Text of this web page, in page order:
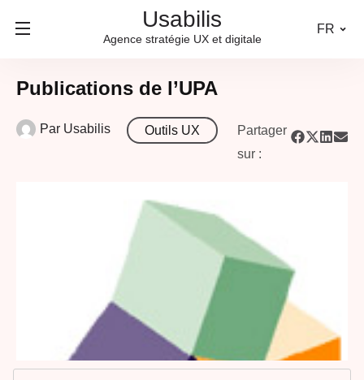
Usabilis
Agence stratégie UX et digitale
FR
Publications de l’UPA
Par Usabilis Outils UX
Partager
sur :